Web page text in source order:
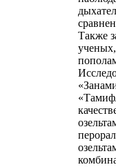
Также